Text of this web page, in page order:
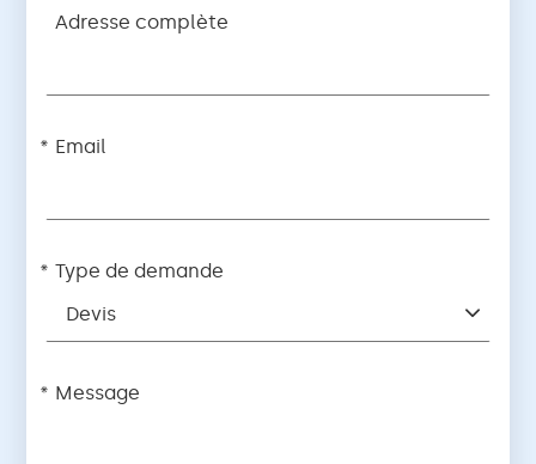
Adresse complète
Email
Type de demande
Devis
Message